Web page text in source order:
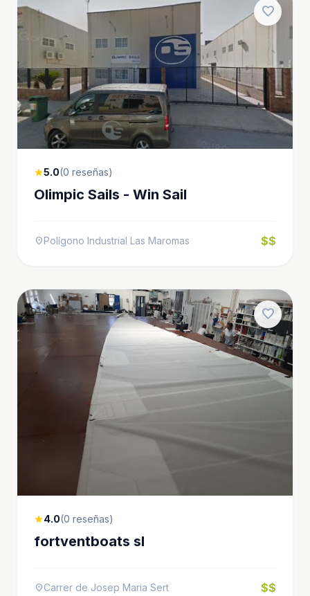
favorite
star5.0(0 reseñas)
Olimpic Sails - Win Sail
location_onPolígono Industrial Las Maromas $$
favorite
star4.0(0 reseñas)
fortventboats sl
location_onCarrer de Josep Maria Sert $$